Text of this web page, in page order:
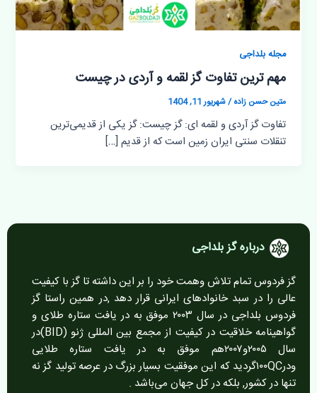
مجله بلداجی
مهم ترین تفاوت گز لقمه و آردی در چیست
متین حسن زاده/شهریور 11, 1404
تفاوت گز آردی و لقمه ای: گز چیست: گز یکی از قدیمی‌ترین
تنقلات سنتی ایران زمین است که از قدیم […]
درباره گز بلداجی
گز فردوس تمام تلاش وهمت خود را بر این داشته تا گز با کیفیت
عالی را در سبد خانوادهای ایرانی قرار دهد ,در همین راستا گز
فردوس بلداجی در سال ۲۰۰۳ موفق به در یافت ستاره طلای و
گواهینامه خلاقیت در کیفیت از مجمع بین المللی ژنو (BID)در
سال ۲۰۰۵و۲۰۰۷هم موفق به در یافت ستاره طلایی
ودر۱۰۰QCگردید که این موفقیت بسیار بزرگ در عرصه تولید گز نه
تنها در کشور, بلکه در کل جهان می‌باشد .